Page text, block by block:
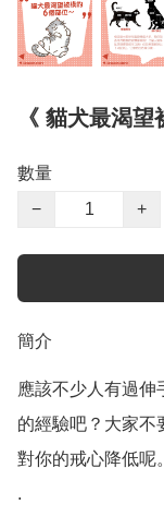
《 貓犬最渴望
數量
−
+
簡介
應該不少人有過伸
的經驗吧？大家不
對你的戒心降低呢
.